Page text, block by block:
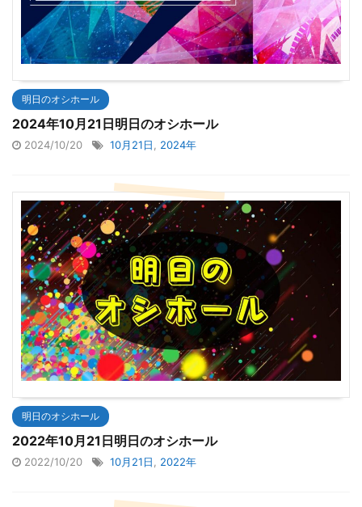
明日のオシホール
2024年10月21日明日のオシホール
2024/10/20 10月21日 2024年
明日のオシホール
2022年10月21日明日のオシホール
2022/10/20 10月21日 2022年